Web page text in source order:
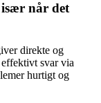
når det
direkte og
svar via
hurtigt og